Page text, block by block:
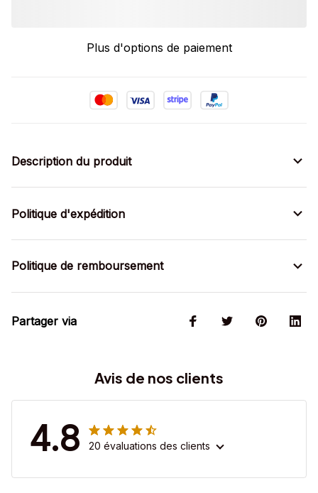
Plus d'options de paiement
Description du produit
Politique d'expédition
Politique de remboursement
Partager via
Avis de nos clients
4.8 20 évaluations des clients